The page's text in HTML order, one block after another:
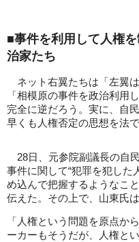
■事件を利用して人権
治家たち
ネット右翼たちは「左翼
「相模原の事件を政治利用
完全に逆だろう。実に、自
早くも人権否定の思想を法
28日、元参院副議長の自
事件に関して“犯罪を犯した
め込んで把握するようなこ
伝えた。その上で、山東氏
「人権という問題を原点か
ーカーもそうだが、人権と